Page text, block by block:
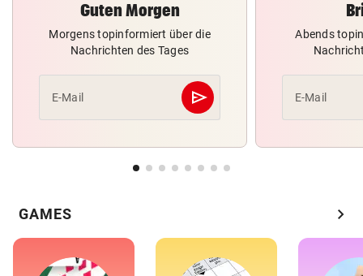
Guten Morgen
Morgens topinformiert über die
Nachrichten des Tages
E-Mail send
Abschicken
Abends
E-Mail
GAMES chevron_right